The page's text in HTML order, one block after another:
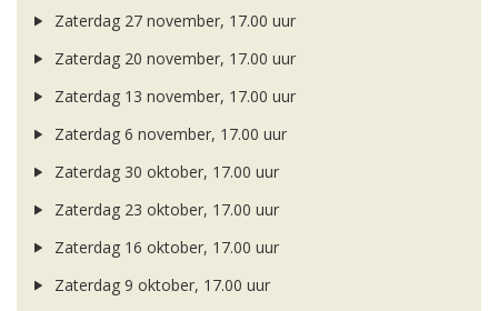
Zaterdag 27 november, 17.00 uur
Zaterdag 20 november, 17.00 uur
Zaterdag 13 november, 17.00 uur
Zaterdag 6 november, 17.00 uur
Zaterdag 30 oktober, 17.00 uur
Zaterdag 23 oktober, 17.00 uur
Zaterdag 16 oktober, 17.00 uur
Zaterdag 9 oktober, 17.00 uur